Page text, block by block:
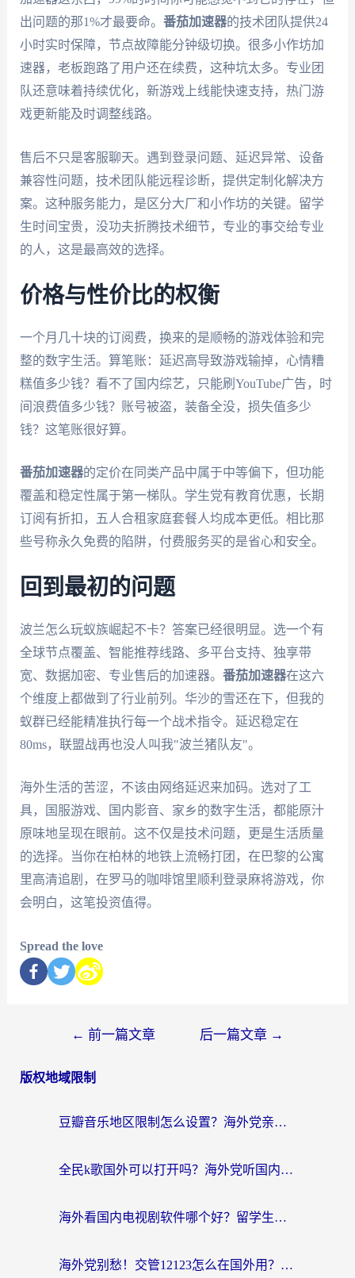
出问题的那1%才最要命。 番茄加速器的技术团队提供24
小时实时保障，节点故障能分钟级切换。很多小作坊加
速器，老板跑路了用户还在续费，这种坑太多。专业团
队还意味着持续优化，新游戏上线能快速支持，热门游
戏更新能及时调整线路。
售后不只是客服聊天。遇到登录问题、延迟异常、设备
兼容性问题，技术团队能远程诊断，提供定制化解决方
案。这种服务能力，是区分大厂和小作坊的关键。留学
生时间宝贵，没功夫折腾技术细节，专业的事交给专业
的人，这是最高效的选择。
价格与性价比的权衡
一个月几十块的订阅费，换来的是顺畅的游戏体验和完
整的数字生活。算笔账：延迟高导致游戏输掉，心情糟
糕值多少钱？看不了国内综艺，只能刷YouTube广告，时
间浪费值多少钱？账号被盗，装备全没，损失值多少
钱？这笔账很好算。
番茄加速器的定价在同类产品中属于中等偏下，但功能
覆盖和稳定性属于第一梯队。学生党有教育优惠，长期
订阅有折扣，五人合租家庭套餐人均成本更低。相比那
些号称永久免费的陷阱，付费服务买的是省心和安全。
回到最初的问题
波兰怎么玩蚁族崛起不卡？答案已经很明显。选一个有
全球节点覆盖、智能推荐线路、多平台支持、独享带
宽、数据加密、专业售后的加速器。 番茄加速器在这六
个维度上都做到了行业前列。华沙的雪还在下，但我的
蚁群已经能精准执行每一个战术指令。延迟稳定在
80ms，联盟战再也没人叫我"波兰猪队友"。
海外生活的苦涩，不该由网络延迟来加码。选对了工
具，国服游戏、国内影音、家乡的数字生活，都能原汁
原味地呈现在眼前。这不仅是技术问题，更是生活质量
的选择。当你在柏林的地铁上流畅打团，在巴黎的公寓
里高清追剧，在罗马的咖啡馆里顺利登录麻将游戏，你
会明白，这笔投资值得。
Spread the love
← 前一篇文章 后一篇文章 →
版权地域限制
豆瓣音乐地区限制怎么设置？海外党亲测有效的回国加速方案来了
全民k歌国外可以打开吗？海外党听国内音乐听书的实用指南
海外看国内电视剧软件哪个好？留学生亲测有效的追剧加速方案
海外党别愁！交管12123怎么在国外用？一篇搞定回国资源访问难题